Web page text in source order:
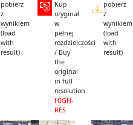
pobierz
z
wynikiem
(load
with
result)
Kup
oryginał
w
pełnej
rozdzielczości
/ Buy
the
original
in full
resolution
HIGH-
RES
pobierz
z
wynikiem
(load
with
result)